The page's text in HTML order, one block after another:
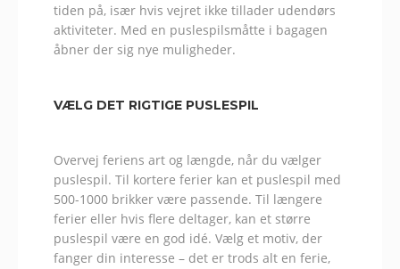
tiden på, især hvis vejret ikke tillader udendørs
aktiviteter. Med en puslespilsmåtte i bagagen
åbner der sig nye muligheder.
VÆLG DET RIGTIGE PUSLESPIL
Overvej feriens art og længde, når du vælger
puslespil. Til kortere ferier kan et puslespil med
500-1000 brikker være passende. Til længere
ferier eller hvis flere deltager, kan et større
puslespil være en god idé. Vælg et motiv, der
fanger din interesse – det er trods alt en ferie,